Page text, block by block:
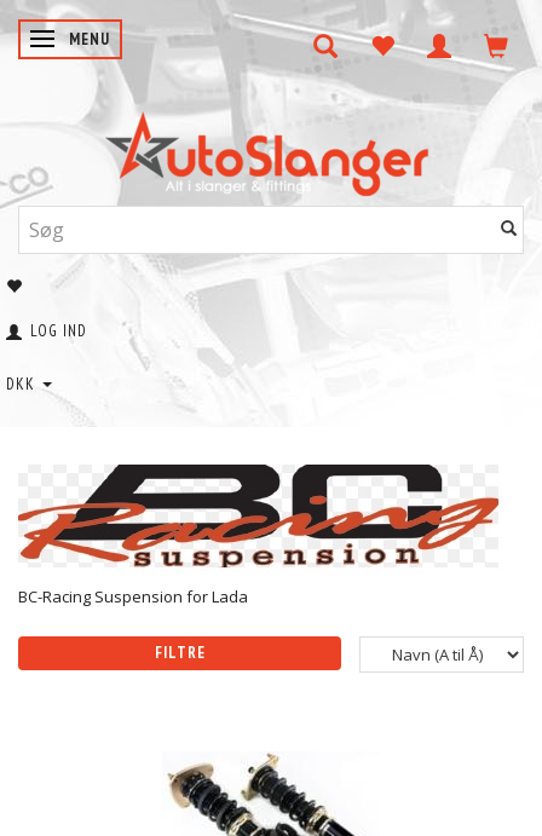
SKIFTE NAVIGATION
MENU
LOG IND
DKK
BC-Racing Suspension for Lada
FILTRE